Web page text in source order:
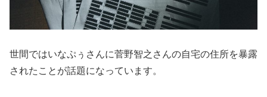
世間ではいなぷぅさんに菅野智之さんの自宅の住所を暴露
されたことが話題になっています。